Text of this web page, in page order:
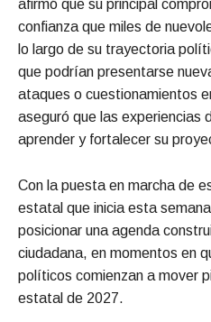
afirmó que su principal
confianza que miles de
lo largo de su trayectoria
que podrían presentarse
ataques o cuestionamientos
aseguró que las experiencias
aprender y fortalecer su
Con la puesta en marcha de
estatal que inicia esta
posicionar una agenda
ciudadana, en momentos en
políticos comienzan a mover
estatal de 2027.